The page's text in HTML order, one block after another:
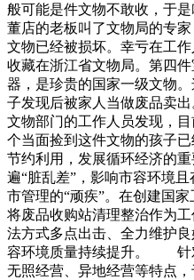
般可能是件文物不敢收，于
董店的老板叫了文物局的专
文物已经被损坏。幸亏在工
收藏在浙江省文物局。第四
器，是珍贵的国家一级文物
子发现后被家人当做废品卖
文物部门的工作人员发现，
个当面捡到这件文物的孩子
节约利用，发展循环经济的
遍“脏乱差”，影响市容环境
市管理的“顽疾”。在创建国
将废品收购站清理整治作为
法方式多点出击、全力维护
容环境质量持续提升。 针
无照经营、异地经营等特点